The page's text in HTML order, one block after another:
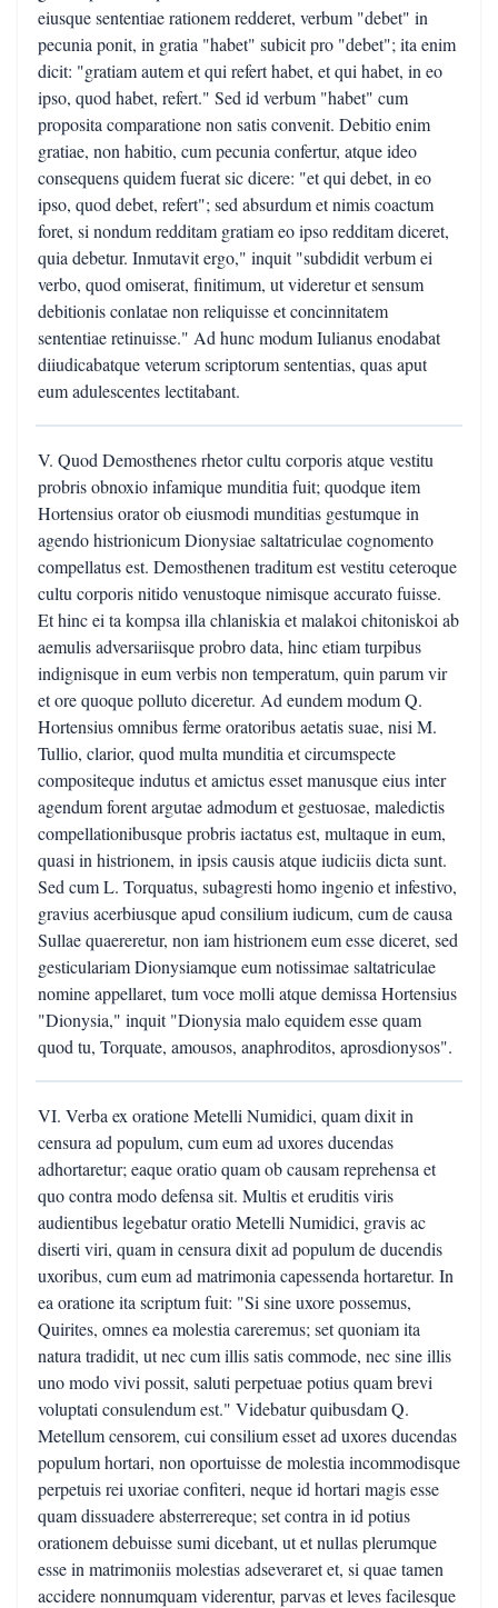
eiusque sententiae rationem redderet, verbum "debet" in
pecunia ponit, in gratia "habet" subicit pro "debet"; ita enim
dicit: "gratiam autem et qui refert habet, et qui habet, in eo
ipso, quod habet, refert." Sed id verbum "habet" cum
proposita comparatione non satis convenit. Debitio enim
gratiae, non habitio, cum pecunia confertur, atque ideo
consequens quidem fuerat sic dicere: "et qui debet, in eo
ipso, quod debet, refert"; sed absurdum et nimis coactum
foret, si nondum redditam gratiam eo ipso redditam diceret,
quia debetur. Inmutavit ergo," inquit "subdidit verbum ei
verbo, quod omiserat, finitimum, ut videretur et sensum
debitionis conlatae non reliquisse et concinnitatem
sententiae retinuisse." Ad hunc modum Iulianus enodabat
diiudicabatque veterum scriptorum sententias, quas aput
eum adulescentes lectitabant.
V. Quod Demosthenes rhetor cultu corporis atque vestitu
probris obnoxio infamique munditia fuit; quodque item
Hortensius orator ob eiusmodi munditias gestumque in
agendo histrionicum Dionysiae saltatriculae cognomento
compellatus est. Demosthenen traditum est vestitu ceteroque
cultu corporis nitido venustoque nimisque accurato fuisse.
Et hinc ei ta kompsa illa chlaniskia et malakoi chitoniskoi ab
aemulis adversariisque probro data, hinc etiam turpibus
indignisque in eum verbis non temperatum, quin parum vir
et ore quoque polluto diceretur. Ad eundem modum Q.
Hortensius omnibus ferme oratoribus aetatis suae, nisi M.
Tullio, clarior, quod multa munditia et circumspecte
compositeque indutus et amictus esset manusque eius inter
agendum forent argutae admodum et gestuosae, maledictis
compellationibusque probris iactatus est, multaque in eum,
quasi in histrionem, in ipsis causis atque iudiciis dicta sunt.
Sed cum L. Torquatus, subagresti homo ingenio et infestivo,
gravius acerbiusque apud consilium iudicum, cum de causa
Sullae quaereretur, non iam histrionem eum esse diceret, sed
gesticulariam Dionysiamque eum notissimae saltatriculae
nomine appellaret, tum voce molli atque demissa Hortensius
"Dionysia," inquit "Dionysia malo equidem esse quam
quod tu, Torquate, amousos, anaphroditos, aprosdionysos".
VI. Verba ex oratione Metelli Numidici, quam dixit in
censura ad populum, cum eum ad uxores ducendas
adhortaretur; eaque oratio quam ob causam reprehensa et
quo contra modo defensa sit. Multis et eruditis viris
audientibus legebatur oratio Metelli Numidici, gravis ac
diserti viri, quam in censura dixit ad populum de ducendis
uxoribus, cum eum ad matrimonia capessenda hortaretur. In
ea oratione ita scriptum fuit: "Si sine uxore possemus,
Quirites, omnes ea molestia careremus; set quoniam ita
natura tradidit, ut nec cum illis satis commode, nec sine illis
uno modo vivi possit, saluti perpetuae potius quam brevi
voluptati consulendum est." Videbatur quibusdam Q.
Metellum censorem, cui consilium esset ad uxores ducendas
populum hortari, non oportuisse de molestia incommodisque
perpetuis rei uxoriae confiteri, neque id hortari magis esse
quam dissuadere absterrereque; set contra in id potius
orationem debuisse sumi dicebant, ut et nullas plerumque
esse in matrimoniis molestias adseveraret et, si quae tamen
accidere nonnumquam viderentur, parvas et leves facilesque